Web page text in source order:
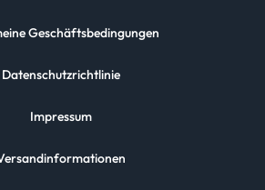
Geschäftsbedingungen
Datenschutzrichtlinie
Impressum